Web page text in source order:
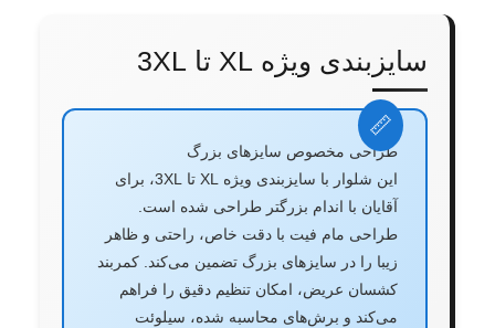
سایزبندی ویژه XL تا 3XL
طراحی مخصوص سایزهای بزرگ
این شلوار با سایزبندی ویژه XL تا 3XL، برای
آقایان با اندام بزرگتر طراحی شده است.
طراحی مام فیت با دقت خاص، راحتی و ظاهر
زیبا را در سایزهای بزرگ تضمین می‌کند. کمربند
کشسان عریض، امکان تنظیم دقیق را فراهم
می‌کند و برش‌های محاسبه شده، سیلوئت